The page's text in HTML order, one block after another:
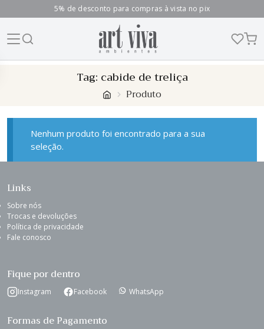
5% de desconto para compras à vista no pix
Tag: cabide de treliça
Produto
Nenhum produto foi encontrado para a sua
seleção.
Links
Sobre nós
Trocas e devoluções
Política de privacidade
Fale conosco
Fique por dentro
Instagram Facebook WhatsApp
Formas de Pagamento